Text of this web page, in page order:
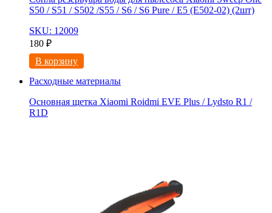
S50 / S51 / S502 /S55 / S6 / S6 Pure / E5 (E502-02) (2шт)
SKU: 12009
180 ₽
В корзину
Расходные материалы
Основная щетка Xiaomi Roidmi EVE Plus / Lydsto R1 /
R1D